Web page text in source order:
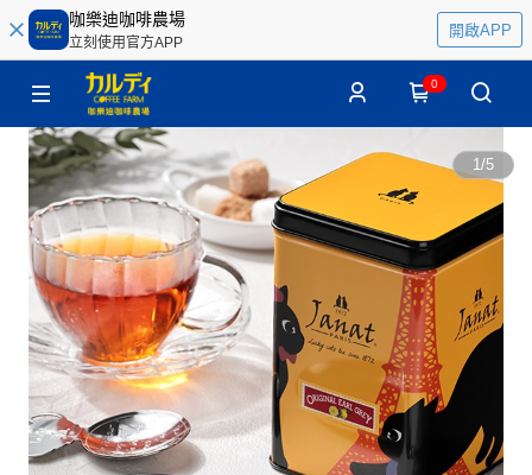
咖樂迪咖啡農場
立刻使用官方APP
開啟APP
0
1/5